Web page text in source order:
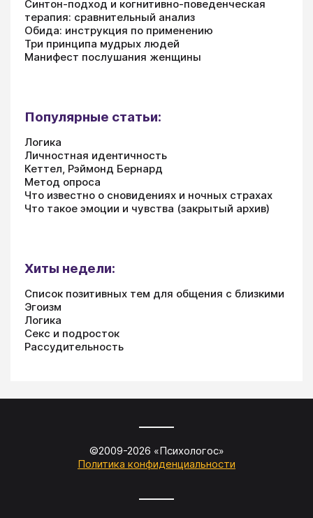
Синтон-подход и когнитивно-поведенческая
терапия: сравнительный анализ
Обида: инструкция по применению
Три принципа мудрых людей
Манифест послушания женщины
Популярные статьи:
Логика
Личностная идентичность
Кеттел, Рэймонд Бернард
Метод опроса
Что известно о сновидениях и ночных страхах
Что такое эмоции и чувства (закрытый архив)
Хиты недели:
Список позитивных тем для общения с близкими
Эгоизм
Логика
Секс и подросток
Рассудительность
©2009-2026 «Психологос»
Политика конфиденциальности